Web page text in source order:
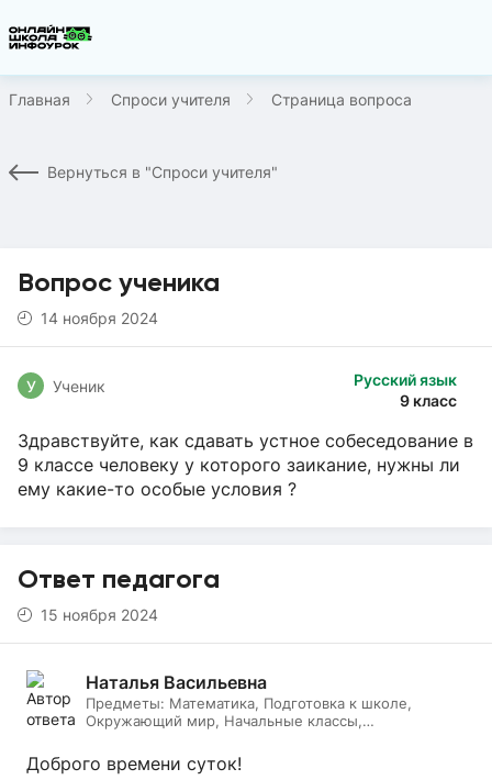
Главная Спроси учителя Страница вопроса
Вернуться в "Спроси учителя"
Вопрос ученика
14 ноября 2024
Русский язык
9 класс
У Ученик
Здравствуйте, как сдавать устное собеседование в
9 классе человеку у которого заикание, нужны ли
ему какие-то особые условия ?
Ответ педагога
15 ноября 2024
Наталья Васильевна
Предметы: Математика, Подготовка к школе,
Окружающий мир, Начальные классы,
Доброго времени суток!